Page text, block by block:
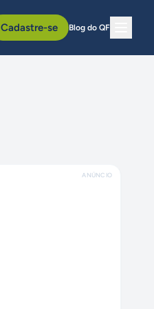
Cadastre-se Blog do QF
ANÚNCIO